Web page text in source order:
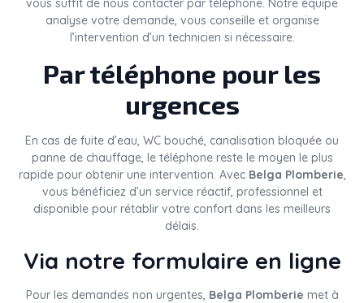
vous suffit de nous contacter par téléphone. Notre équipe
analyse votre demande, vous conseille et organise
l’intervention d’un technicien si nécessaire.
Par téléphone pour les
urgences
En cas de fuite d’eau, WC bouché, canalisation bloquée ou
panne de chauffage, le téléphone reste le moyen le plus
rapide pour obtenir une intervention. Avec Belga Plomberie,
vous bénéficiez d’un service réactif, professionnel et
disponible pour rétablir votre confort dans les meilleurs
délais.
Via notre formulaire en ligne
Pour les demandes non urgentes, Belga Plomberie met à